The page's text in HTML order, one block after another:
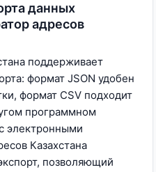
данных
адресов
поддерживает
формат JSON удобен
формат CSV подходит
программном
электронными
Казахстана
позволяющий